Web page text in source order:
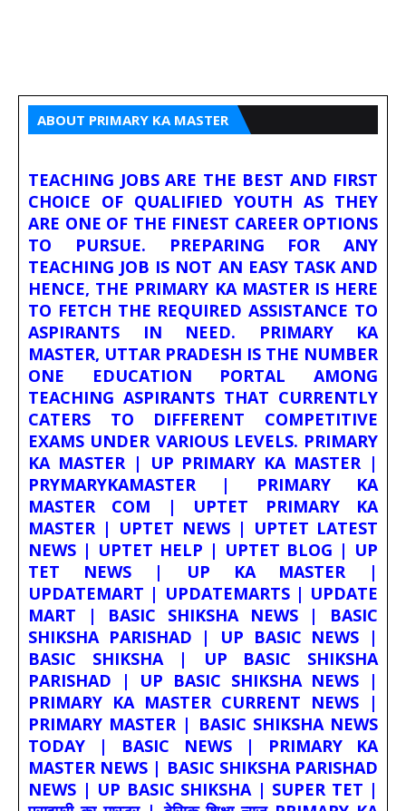
ABOUT PRIMARY KA MASTER
TEACHING JOBS ARE THE BEST AND FIRST
CHOICE OF QUALIFIED YOUTH AS THEY
ARE ONE OF THE FINEST CAREER OPTIONS
TO PURSUE. PREPARING FOR ANY
TEACHING JOB IS NOT AN EASY TASK AND
HENCE, THE PRIMARY KA MASTER IS HERE
TO FETCH THE REQUIRED ASSISTANCE TO
ASPIRANTS IN NEED. PRIMARY KA
MASTER, UTTAR PRADESH IS THE NUMBER
ONE EDUCATION PORTAL AMONG
TEACHING ASPIRANTS THAT CURRENTLY
CATERS TO DIFFERENT COMPETITIVE
EXAMS UNDER VARIOUS LEVELS. PRIMARY
KA MASTER | UP PRIMARY KA MASTER |
PRYMARYKAMASTER | PRIMARY KA
MASTER COM | UPTET PRIMARY KA
MASTER | UPTET NEWS | UPTET LATEST
NEWS | UPTET HELP | UPTET BLOG | UP
TET NEWS | UP KA MASTER |
UPDATEMART | UPDATEMARTS | UPDATE
MART | BASIC SHIKSHA NEWS | BASIC
SHIKSHA PARISHAD | UP BASIC NEWS |
BASIC SHIKSHA | UP BASIC SHIKSHA
PARISHAD | UP BASIC SHIKSHA NEWS |
PRIMARY KA MASTER CURRENT NEWS |
PRIMARY MASTER | BASIC SHIKSHA NEWS
TODAY | BASIC NEWS | PRIMARY KA
MASTER NEWS | BASIC SHIKSHA PARISHAD
NEWS | UP BASIC SHIKSHA | SUPER TET |